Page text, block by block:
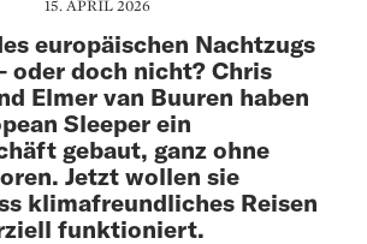
15. APRIL 2026
europäischen Nachtzugs
oder doch nicht? Chris
Elmer van Buuren haben
Sleeper ein
gebaut, ganz ohne
Jetzt wollen sie
klimafreundliches Reisen
funktioniert.